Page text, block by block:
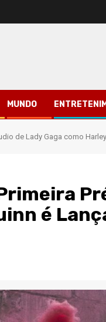
MUNDO
de Lady Gaga como
é